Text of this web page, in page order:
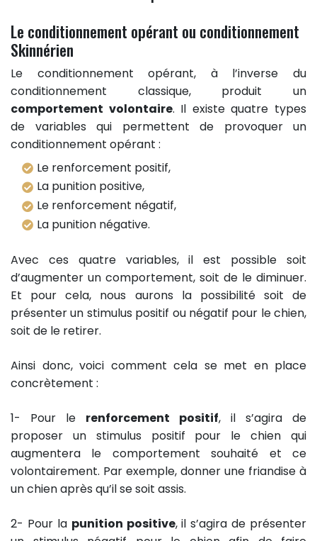
Le conditionnement opérant ou conditionnement
Skinnérien
Le conditionnement opérant, à l’inverse du
conditionnement classique, produit un
comportement volontaire. Il existe quatre types
de variables qui permettent de provoquer un
conditionnement opérant :
Le renforcement positif,
La punition positive,
Le renforcement négatif,
La punition négative.
Avec ces quatre variables, il est possible soit
d’augmenter un comportement, soit de le diminuer.
Et pour cela, nous aurons la possibilité soit de
présenter un stimulus positif ou négatif pour le chien,
soit de le retirer.
Ainsi donc, voici comment cela se met en place
concrètement :
1- Pour le renforcement positif, il s’agira de
proposer un stimulus positif pour le chien qui
augmentera le comportement souhaité et ce
volontairement. Par exemple, donner une friandise à
un chien après qu’il se soit assis.
2- Pour la punition positive, il s’agira de présenter